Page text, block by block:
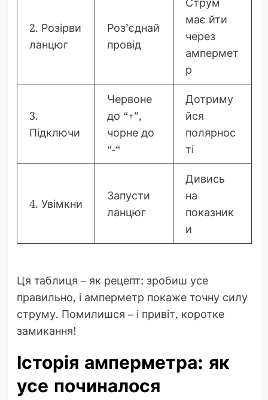
2. Розірви
ланцюг
Роз’єднай
провід
має йти
через
ампермет
р
3.
Підключи
Червоне
до “+”,
чорне до
“-“
Дотриму
йся
полярнос
ті
4. Увімкни
Запусти
ланцюг
Дивись
на
показник
и
Ця таблиця – як рецепт: зробиш усе
правильно, і амперметр покаже точну силу
струму. Помилишся – і привіт, коротке
замикання!
Історія амперметра: як
усе починалося